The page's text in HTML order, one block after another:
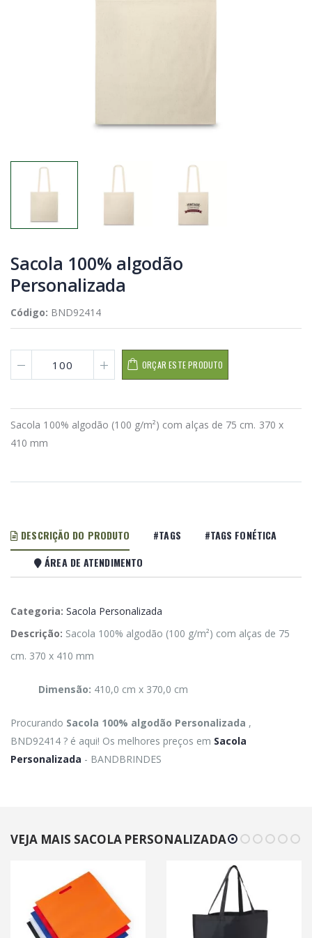
Sacola 100% algodão
Personalizada
Código: BND92414
ORÇAR ESTE PRODUTO
Sacola 100% algodão (100 g/m²) com alças de 75 cm. 370 x
410 mm
DESCRIÇÃO DO PRODUTO #TAGS
#TAGS FONÉTICA
ÁREA DE ATENDIMENTO
Categoria: Sacola Personalizada
Descrição: Sacola 100% algodão (100 g/m²) com alças de 75
cm. 370 x 410 mm
Dimensão: 410,0 cm x 370,0 cm
Procurando Sacola 100% algodão Personalizada ,
BND92414 ? é aqui! Os melhores preços em Sacola
Personalizada - BANDBRINDES
VEJA MAIS SACOLA PERSONALIZADA